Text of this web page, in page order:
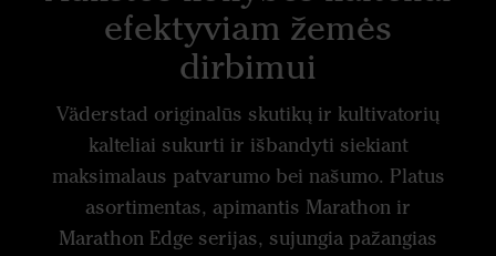
efektyviam žemės
dirbimui
Väderstad originalūs skutikų ir kultivatorių
kalteliai sukurti ir išbandyti siekiant
maksimalaus patvarumo bei našumo. Platus
asortimentas, apimantis Marathon ir
Marathon Edge serijas, sujungia pažangias